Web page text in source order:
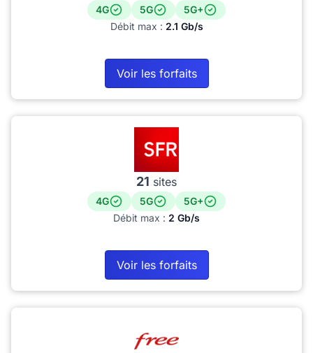
4G 5G
5G+
Débit max : 2.1 Gb/s
Voir les forfaits
21 sites
4G 5G
5G+
Débit max : 2 Gb/s
Voir les forfaits